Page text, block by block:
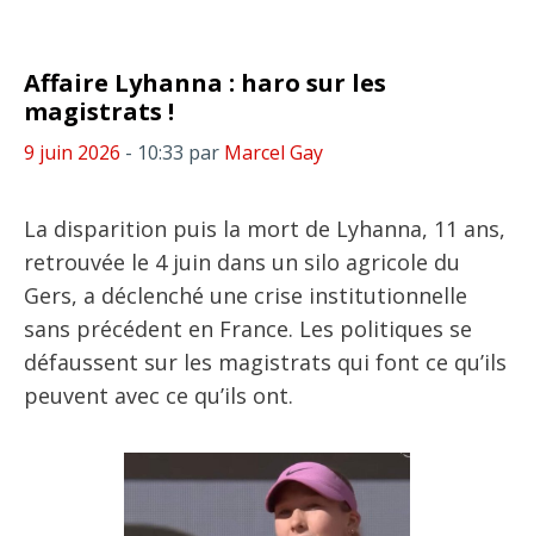
Affaire Lyhanna : haro sur les
magistrats !
9 juin 2026 - 10:33 par Marcel Gay
La disparition puis la mort de Lyhanna, 11 ans,
retrouvée le 4 juin dans un silo agricole du
Gers, a déclenché une crise institutionnelle
sans précédent en France. Les politiques se
défaussent sur les magistrats qui font ce qu’ils
peuvent avec ce qu’ils ont.